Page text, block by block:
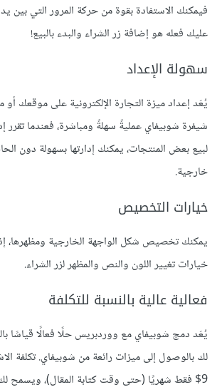
فيمكنك الاستفادة بقوة من حركة المرور التي بين
عليك فعله هو إضافة زر الشراء والبدء بالبيع!
سهولة الإعداد
يُعَد إعداد ميزة التجارة الإلكترونية على موقعك
شيفرة شوبيفاي عمليةً سهلةً ومباشرة، فعندما تقرر
لبيع بعض المنتجات، يمكنك إدارتها بسهولة دون
خارجية.
خيارات التخصيص
يمكنك تخصيص شكل الواجهة الخارجية ومظهرها،
خيارات تغيير اللون والنص والمظهر لزر الشراء.
فعالية عالية بالنسبة للتكلفة
يُعَد دمج شوبيفاي مع ووردبريس حلًا فعالًا قياسًا
لك بالوصول إلى ميزات رائعة من شوبيفاي. تكلفة
9$ فقط شهريًا (حتى وقت كتابة المقال)، ويسمح